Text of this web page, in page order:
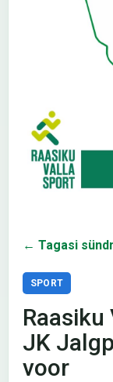
← Tagasi
SPORT
Raasiku
JK
voor